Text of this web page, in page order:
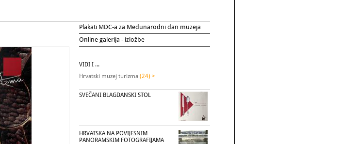
Plakati MDC-a za Međunarodni dan muzeja
Online galerija - izložbe
VIDI I ...
Hrvatski muzej turizma (24) >
SVEČANI BLAGDANSKI STOL
HRVATSKA NA POVIJESNIM
PANORAMSKIM FOTOGRAFIJAMA